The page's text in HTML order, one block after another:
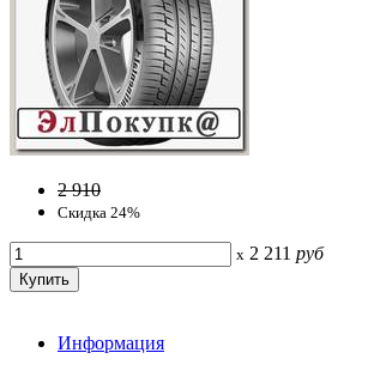
2 910
Скидка 24%
x 2 211 руб
Информация